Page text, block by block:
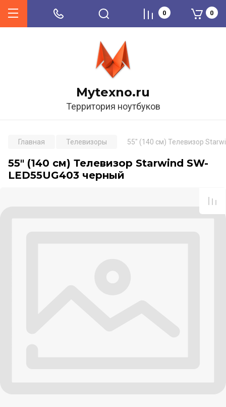
Mytexno.ru
Территория ноутбуков
0 0
Главная Телевизоры 55" (140 см) Телевизор
55" (140 см) Телевизор Starwind SW-
LED55UG403 черный